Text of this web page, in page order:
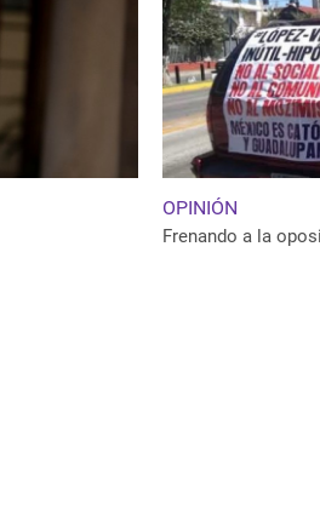
OPINIÓN
Frenando a la